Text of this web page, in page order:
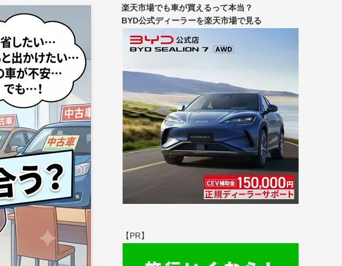
楽天市場でも車が買えるって本当？
BYD公式ディーラーを楽天市場で見る
【PR】